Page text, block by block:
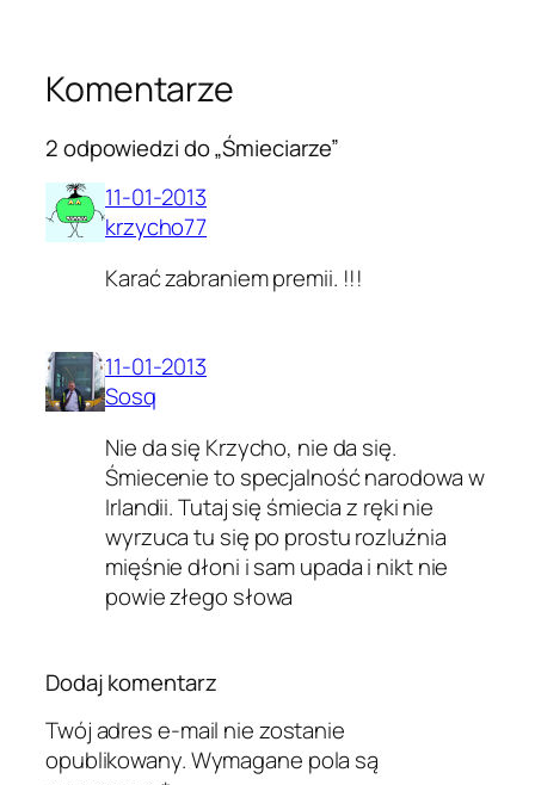
Komentarze
2 odpowiedzi do „Śmieciarze”
11-01-2013
krzycho77
Karać zabraniem premii. !!!
11-01-2013
Sosq
Nie da się Krzycho, nie da się.
Śmiecenie to specjalność narodowa w
Irlandii. Tutaj się śmiecia z ręki nie
wyrzuca tu się po prostu rozluźnia
mięśnie dłoni i sam upada i nikt nie
powie złego słowa
Dodaj komentarz
Twój adres e-mail nie zostanie
opublikowany.Wymagane pola są